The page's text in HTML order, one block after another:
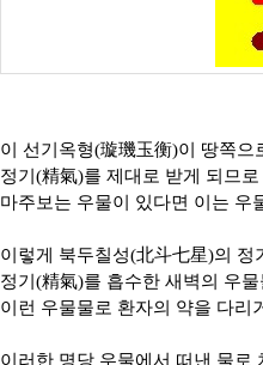
이 선기옥형(璇璣玉衡)이 땅쪽으
정기(精氣)를 제대로 받게 되므
마주보는 우물이 있다면 이는 우
이렇게 북두칠성(北斗七星)의 정
정기(精氣)를 흡수한 새벽의 우
이런 우물물로 환자의 약을 다리
이러한 명당 우물에서 떠낸 물로